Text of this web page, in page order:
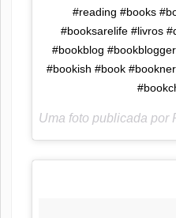
#reading #books
#booksarelife #livros
#bookblog
#bookish #book